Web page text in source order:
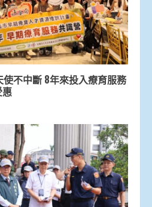
不中斷 8年來投入療育服務